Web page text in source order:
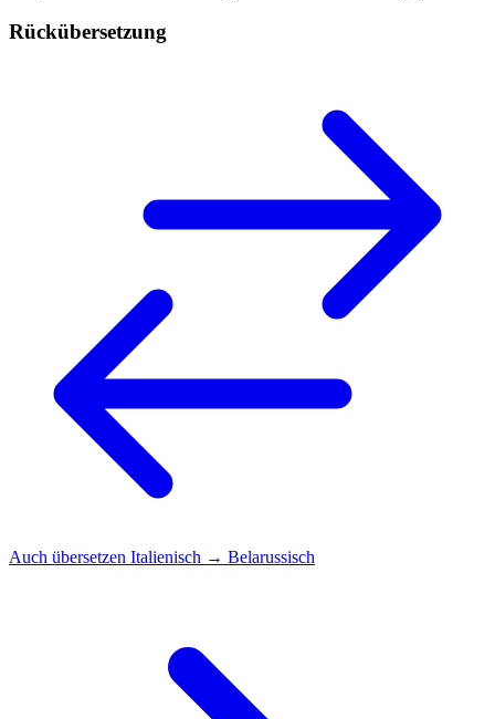
Rückübersetzung
Auch übersetzen Italienisch → Belarussisch